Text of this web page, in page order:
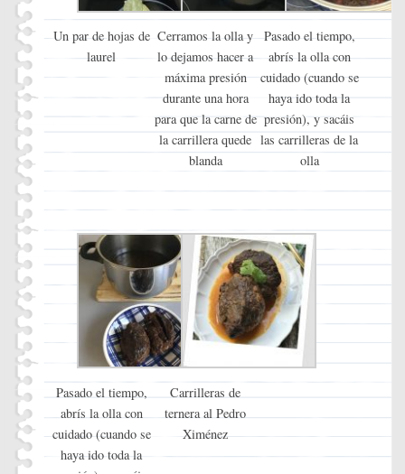
Un par de hojas de
laurel
Cerramos la olla y
lo dejamos hacer a
máxima presión
durante una hora
para que la carne de
la carrillera quede
blanda
Pasado el tiempo,
abrís la olla con
cuidado (cuando se
haya ido toda la
presión), y sacáis
las carrilleras de la
olla
Pasado el tiempo,
abrís la olla con
cuidado (cuando se
haya ido toda la
Carrilleras de
ternera al Pedro
Ximénez